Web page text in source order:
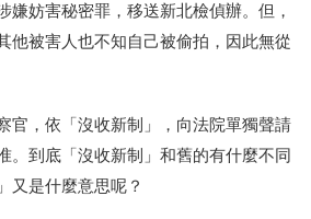
嫌妨害秘密罪，移送新北檢偵辦。 但，
他被害人也不知自己被偷拍，因此無從
官，依「沒收新制」，向法院單獨聲請
。到底「沒收新制」和舊的有什麼不同
又是什麼意思呢？